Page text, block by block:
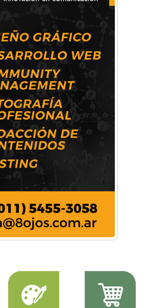
yoga, danza y mucho más:
todos los talleres para aprender y